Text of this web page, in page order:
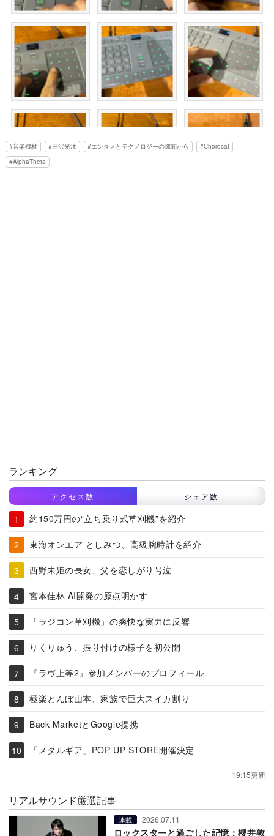
音楽機材 三沢光汰 エンタメとテクノロジーの隙間から
Chordcat
AlphaTheta
ランキング
アクセス数 シェア数
約150万円の“立ち乗り式草刈機”を紹介
東海オンエア としみつ、高級腕時計を紹介
西野未姫の長女、父を恋しがり号泣
宮本佳林 AI開発の原点明かす
「ラジコン草刈機」の爽快な実力に反響
りくりゅう、振り付けの様子を初公開
『ラヴ上等2』参加メンバーのプロフィール
極楽とんぼ山本、家族で巨大スイカ割り
Back MarketとGoogle提携
「メタルギア」POP UP STORE開催決定
19:15更新
リアルサウンド厳選記事
連載 2026.07.11
ロックスターと過ごした記憶：櫻井敦